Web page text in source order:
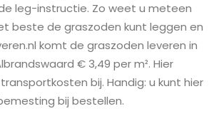
leg-instructie. Zo weet u meteen
beste de graszoden kunt leggen en
komt de graszoden leveren in
€ 3,49 per m². Hier
bij. Handig: u kunt hier
bij bestellen.